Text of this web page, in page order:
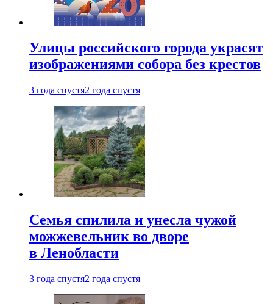
Улицы российского города украсят
изображениями собора без крестов
3 года спустя2 года спустя
Семья спилила и унесла чужой
можжевельник во дворе
в Ленобласти
3 года спустя2 года спустя